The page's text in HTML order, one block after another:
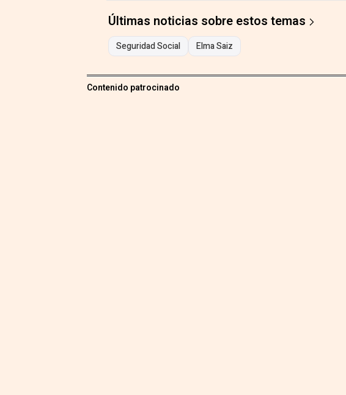
Últimas noticias sobre estos temas
Seguridad Social Elma Saiz
Contenido patrocinado